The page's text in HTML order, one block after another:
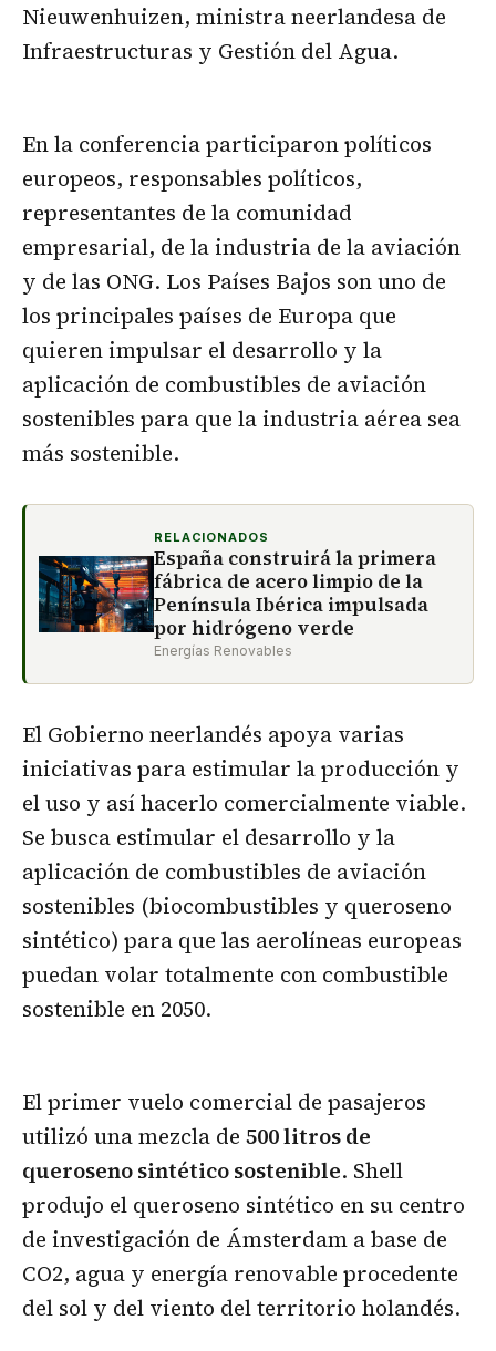
Nieuwenhuizen, ministra neerlandesa de
Infraestructuras y Gestión del Agua.
En la conferencia participaron políticos
europeos, responsables políticos,
representantes de la comunidad
empresarial, de la industria de la aviación
y de las ONG. Los Países Bajos son uno de
los principales países de Europa que
quieren impulsar el desarrollo y la
aplicación de combustibles de aviación
sostenibles para que la industria aérea sea
más sostenible.
RELACIONADOS
España construirá la primera
fábrica de acero limpio de la
Península Ibérica impulsada
por hidrógeno verde
Energías Renovables
El Gobierno neerlandés apoya varias
iniciativas para estimular la producción y
el uso y así hacerlo comercialmente viable.
Se busca estimular el desarrollo y la
aplicación de combustibles de aviación
sostenibles (biocombustibles y queroseno
sintético) para que las aerolíneas europeas
puedan volar totalmente con combustible
sostenible en 2050.
El primer vuelo comercial de pasajeros
utilizó una mezcla de 500 litros de
queroseno sintético sostenible. Shell
produjo el queroseno sintético en su centro
de investigación de Ámsterdam a base de
CO2, agua y energía renovable procedente
del sol y del viento del territorio holandés.